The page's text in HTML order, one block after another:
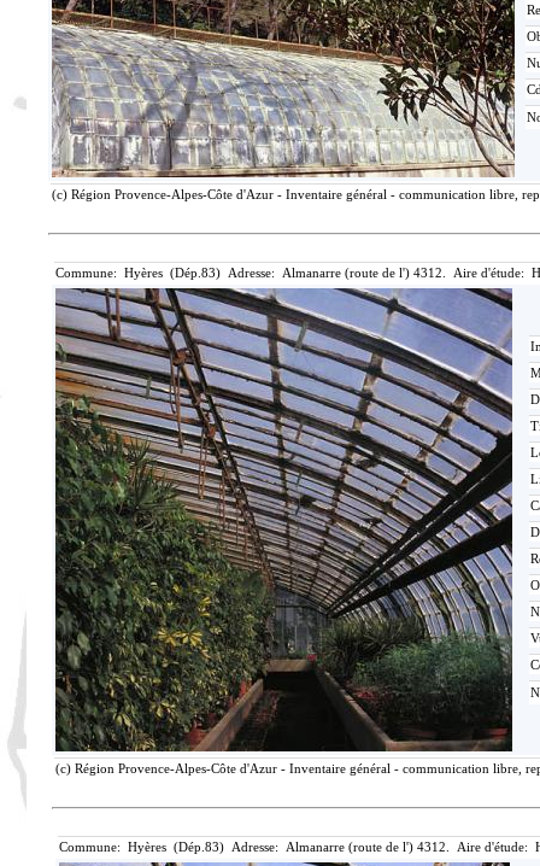
(c) Région Provence-Alpes-Côte d'Azur - Inventaire général - communication libre,
Commune: Hyères (Dép.83) Adresse: Almanarre (route de l') 4312. Aire d'étude:
(c) Région Provence-Alpes-Côte d'Azur - Inventaire général - communication libre,
Commune: Hyères (Dép.83) Adresse: Almanarre (route de l') 4312. Aire d'étude: